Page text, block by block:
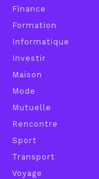
Finance
Formation
Informatique
Investir
Maison
Mode
Mutuelle
Rencontre
Sport
Transport
Voyage